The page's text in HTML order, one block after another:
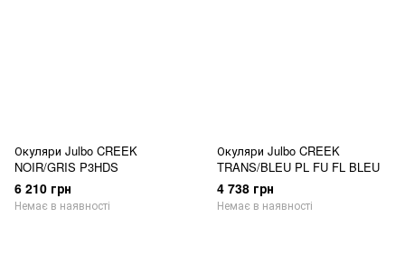
Окуляри Julbo CREEK
NOIR/GRIS P3HDS
6 210 грн
Немає в наявності
Окуляри Julbo CREEK
TRANS/BLEU PL FU FL BLEU
4 738 грн
Немає в наявності